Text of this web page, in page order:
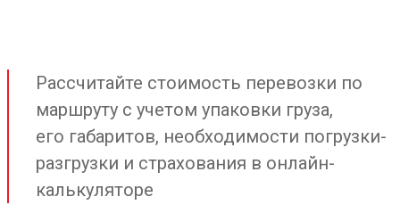
Рассчитайте стоимость перевозки по
маршруту с учетом упаковки груза,
его габаритов, необходимости погрузки-
разгрузки и страхования в онлайн-
калькуляторе